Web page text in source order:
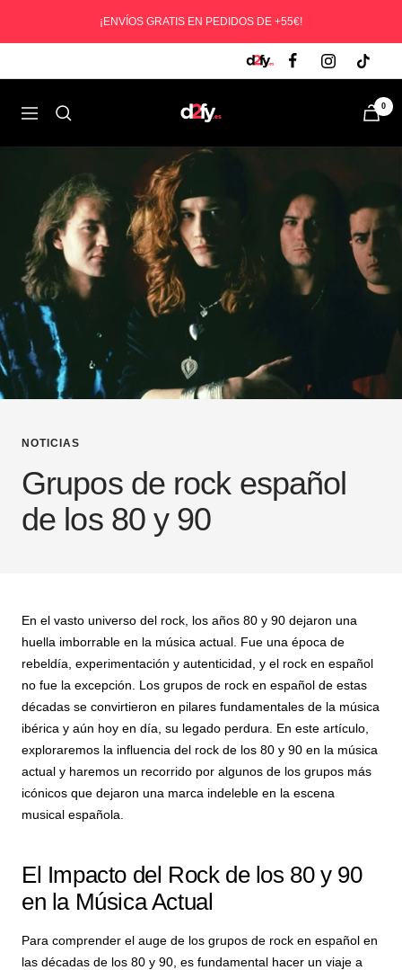
¡ENVÍOS GRATIS EN PEDIDOS DE +55€!
Navegación
D2fy
Direct
To
Fans
0
NOTICIAS
Grupos de rock español
de los 80 y 90
En el vasto universo del rock, los años 80 y 90 dejaron una
huella imborrable en la música actual. Fue una época de
rebeldía, experimentación y autenticidad, y el rock en español
no fue la excepción. Los grupos de rock en español de estas
décadas se convirtieron en pilares fundamentales de la música
ibérica y aún hoy en día, su legado perdura. En este artículo,
exploraremos la influencia del rock de los 80 y 90 en la música
actual y haremos un recorrido por algunos de los grupos más
icónicos que dejaron una marca indeleble en la escena
musical española.
El Impacto del Rock de los 80 y 90
en la Música Actual
Para comprender el auge de los grupos de rock en español en
las décadas de los 80 y 90, es fundamental hacer un viaje a